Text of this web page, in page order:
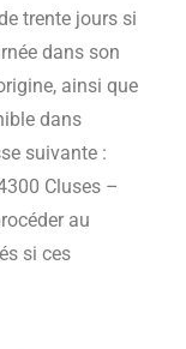
trente jours si
dans son
ainsi que
dans
suivante :
Cluses –
au
si ces